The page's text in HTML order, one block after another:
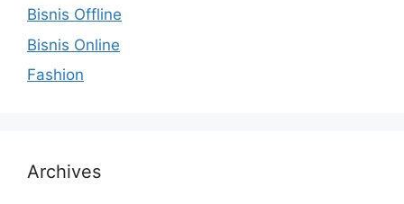
Bisnis Offline
Bisnis Online
Fashion
Archives